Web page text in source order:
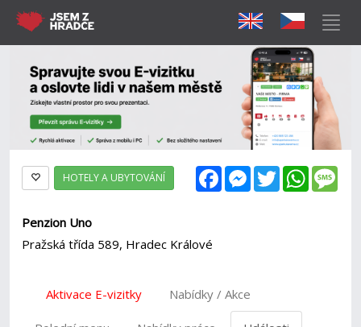
FacebookMessenger
Twitter
HOTELY A UBYTOVÁNÍ
Penzion Uno
Pražská třída 589, Hradec Králové
Aktivace E-vizitky Nabídky / Akce